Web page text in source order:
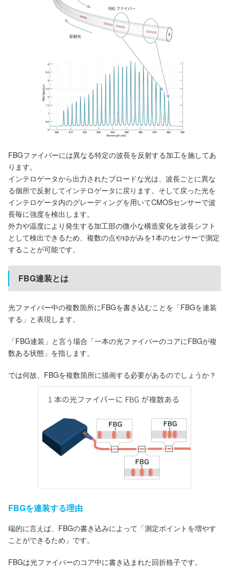
FBGファイバーには異なる特定の波長を反射する加工を施してあ
ります。
インテロゲータから出力されたブロードな光は、波長ごとに異な
る個所で反射してインテロゲータに戻ります。そして戻った光を
インテロゲータ内のグレーディングを用いてCMOSセンサーで波
長毎に強度を検出します。
外力や温度により発生する加工部の微小な構造変化を波長シフト
として検出できるため、複数の点やゆがみを1本のセンサーで測定
することが可能です。
FBG連装とは
光ファイバー中の複数箇所にFBGを書き込むことを「FBGを連装
する」と表現します。
「FBG連装」と言う場合「一本の光ファイバーのコアにFBGが複
数ある状態」を指します。
では何故、FBGを複数箇所に描画する必要があるのでしょうか？
FBGを連装する理由
端的に言えば、FBGの書き込みによって「測定ポイントを増やす
ことができるため」です。
FBGは光ファイバーのコア中に書き込まれた回折格子です。